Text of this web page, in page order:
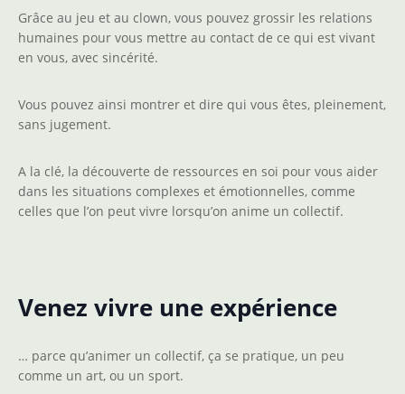
Grâce au jeu et au clown, vous pouvez grossir les relations
humaines pour vous mettre au contact de ce qui est vivant
en vous, avec sincérité.
Vous pouvez ainsi montrer et dire qui vous êtes, pleinement,
sans jugement.
A la clé, la découverte de ressources en soi pour vous aider
dans les situations complexes et émotionnelles, comme
celles que l’on peut vivre lorsqu’on anime un collectif.
Venez vivre une expérience
… parce qu’animer un collectif, ça se pratique, un peu
comme un art, ou un sport.